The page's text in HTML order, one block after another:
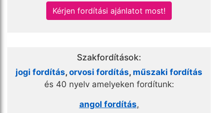
Kérjen fordítási ajánlatot most!
Szakfordítások:
jogi fordítás, orvosi fordítás, műszaki fordítás
és 40 nyelv amelyeken fordítunk:
angol fordítás,